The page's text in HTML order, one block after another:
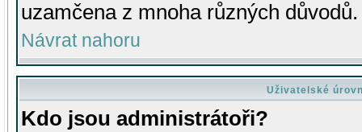
uzamčena z mnoha různých důvodů.
Návrat nahoru
Uživatelské
Kdo jsou administrátoři?